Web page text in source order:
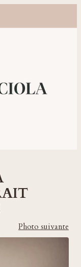
et famille à Orléans
Photo suivante